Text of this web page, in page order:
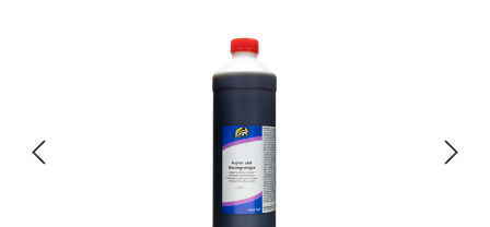
Ignorer la galerie d'images